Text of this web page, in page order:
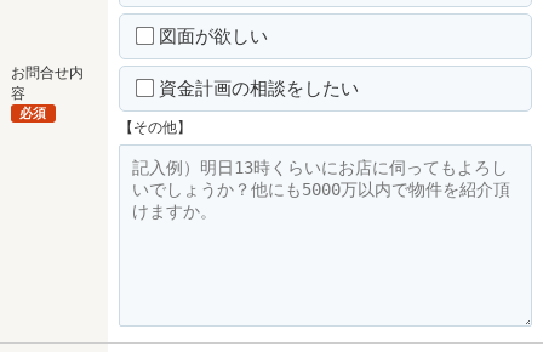
お問合せ内
容
必須
図面が欲しい
資金計画の相談をしたい
【その他】